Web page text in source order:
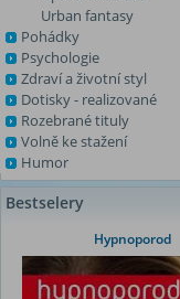
Urban fantasy
Pohádky
Psychologie
Zdraví a životní styl
Dotisky - realizované
Rozebrané tituly
Volně ke stažení
Humor
Bestselery
Hypnoporod